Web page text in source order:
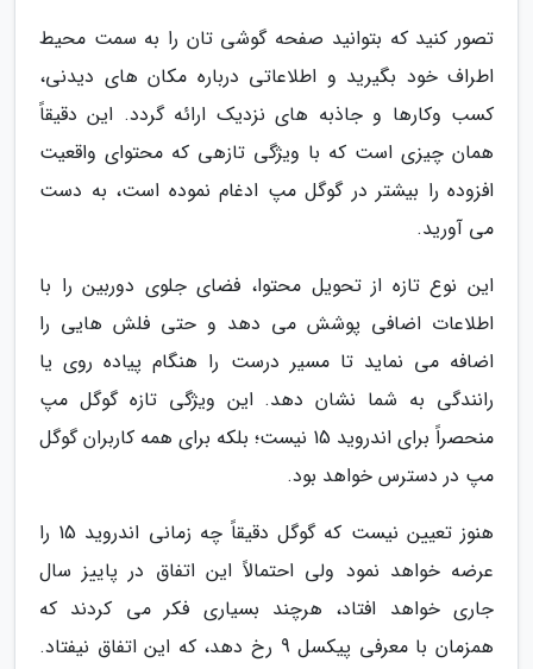
تصور کنید که بتوانید صفحه گوشی تان را به سمت محیط
اطراف خود بگیرید و اطلاعاتی درباره مکان های دیدنی،
کسب وکارها و جاذبه های نزدیک ارائه گردد. این دقیقاً
همان چیزی است که با ویژگی تازهی که محتوای واقعیت
افزوده را بیشتر در گوگل مپ ادغام نموده است، به دست
می آورید.
این نوع تازه از تحویل محتوا، فضای جلوی دوربین را با
اطلاعات اضافی پوشش می دهد و حتی فلش هایی را
اضافه می نماید تا مسیر درست را هنگام پیاده روی یا
رانندگی به شما نشان دهد. این ویژگی تازه گوگل مپ
منحصراً برای اندروید 15 نیست؛ بلکه برای همه کاربران گوگل
مپ در دسترس خواهد بود.
هنوز تعیین نیست که گوگل دقیقاً چه زمانی اندروید 15 را
عرضه خواهد نمود ولی احتمالاً این اتفاق در پاییز سال
جاری خواهد افتاد، هرچند بسیاری فکر می کردند که
همزمان با معرفی پیکسل 9 رخ دهد، که این اتفاق نیفتاد.